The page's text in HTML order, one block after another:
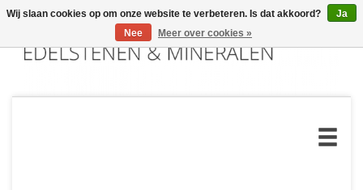
Wij slaan cookies op om onze website te verbeteren. Is dat akkoord?
Ja
Nee
Meer over cookies »